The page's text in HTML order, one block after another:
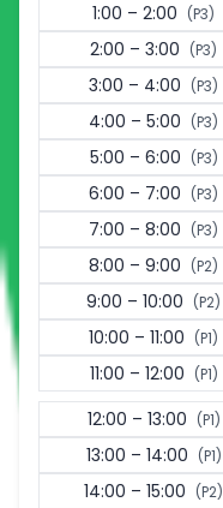
1:00 – 2:00 (P3)
2:00 – 3:00 (P3)
3:00 – 4:00 (P3)
4:00 – 5:00 (P3)
5:00 – 6:00 (P3)
6:00 – 7:00 (P3)
7:00 – 8:00 (P3)
8:00 – 9:00 (P2)
9:00 – 10:00 (P2)
10:00 – 11:00 (P1)
11:00 – 12:00 (P1)
12:00 – 13:00 (P1)
13:00 – 14:00 (P1)
14:00 – 15:00 (P2)